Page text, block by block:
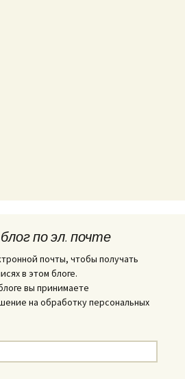
по эл. почте
почты, чтобы получать
в этом блоге.
вы принимаете
на обработку персональных